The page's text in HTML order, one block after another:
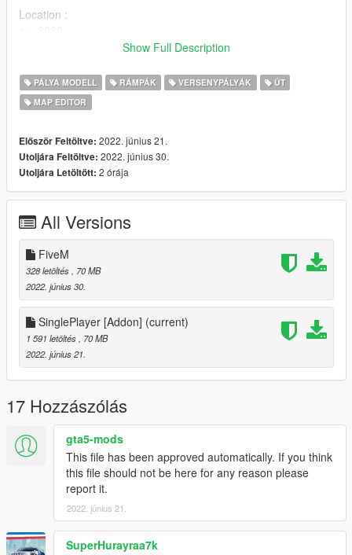
Location :
__________________________________________________
_____________________
How to Install:
1.Open OpenIV & Enable Edit Mode.
2.Drag & Drop The minami_mi Folder into your DLCPACKS
folder.
3.Go to the Path below and right click on "dlclist.xml" Select
"Edit". Now Add the Line dlcpacks:/minami_mi/ to it.
"GTA5/mods/update/update.rpf/common/data/dlclist.xml"
Done.
__________________________________________________
______________________
Credits:
Map Convert : Michno
Video : Michno
Textures : Michno
Fixing small stuff : CHR-15
Pictures : Admin Depzi
Show Full Description
PÁLYA MODELL RÁMPÁK VERSENYPÁLYÁK
ÚT
MAP EDITOR
Először Feltöltve: 2022. június 21.
Utoljára Feltöltve: 2022. június 30.
Utoljára Letöltött: 2 órája
All Versions
FiveM
328 letöltés
, 70 MB
2022. június 30.
SinglePlayer [Addon] (current)
1 591 letöltés
, 70 MB
2022. június 21.
17 Hozzászólás
gta5-mods
This file has been approved automatically. If you think
this file should not be here for any reason please
report it.
2022. június 21.
SuperHurayraa7k